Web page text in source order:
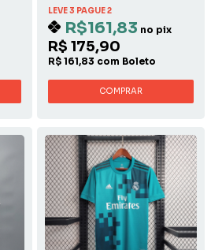
LEVE 3 PAGUE 2
R$161,83 no pix
R$ 175,90
R$ 161,83 com Boleto
COMPRAR